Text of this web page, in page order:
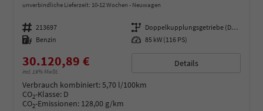
unverbindliche Lieferzeit: 10-12 Wochen Neuwagen
Fahrzeugnummer 213697 Getriebe
Doppelkupplungsgetriebe (DSG)
Kraftstoff Benzin Leistung 85 kW (116 PS)
30.120,89 €
incl. 19% MwSt.
Details
Verbrauch kombiniert:5,70 l/100km
CO2-Klasse: D
CO2-Emissionen: 128,00 g/km